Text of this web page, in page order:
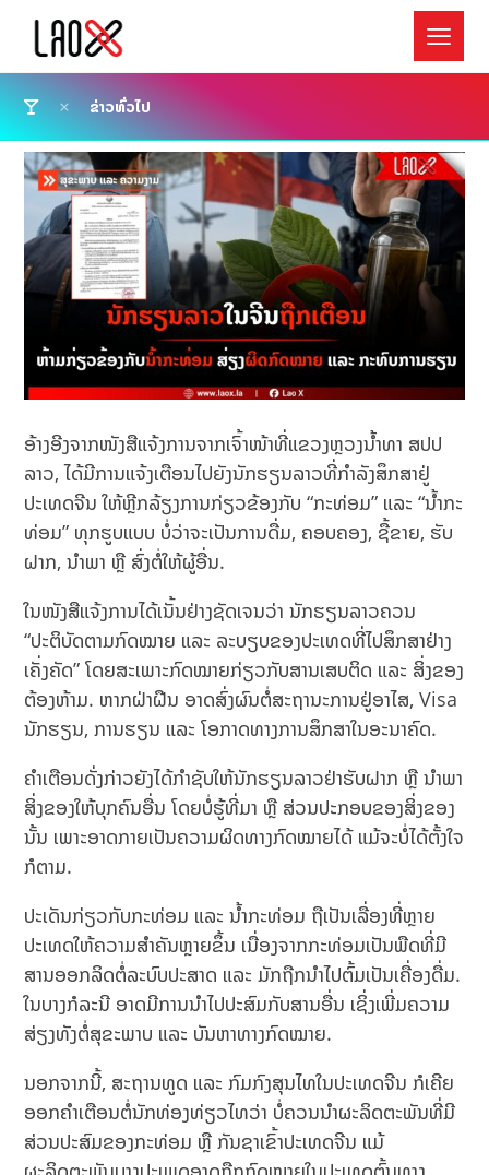
ຂ່າວທົ່ວໄປ
ອ້າງອີງຈາກໜັງສືແຈ້ງການຈາກເຈົ້າໜ້າທີ່ແຂວງຫຼວງນ້ຳທາ ສປປ
ລາວ, ໄດ້ມີການແຈ້ງເຕືອນໄປຍັງນັກຮຽນລາວທີ່ກຳລັງສຶກສາຢູ່
ປະເທດຈີນ ໃຫ້ຫຼີກລ້ຽງການກ່ຽວຂ້ອງກັບ “ກະທ່ອມ” ແລະ “ນ້ຳກະ
ທ່ອມ” ທຸກຮູບແບບ ບໍ່ວ່າຈະເປັນການດື່ມ, ຄອບຄອງ, ຊື້ຂາຍ, ຮັບ
ຝາກ, ນຳພາ ຫຼື ສົ່ງຕໍ່ໃຫ້ຜູ້ອື່ນ.
ໃນໜັງສືແຈ້ງການໄດ້ເນັ້ນຢ່າງຊັດເຈນວ່າ ນັກຮຽນລາວຄວນ
“ປະຕິບັດຕາມກົດໝາຍ ແລະ ລະບຽບຂອງປະເທດທີ່ໄປສຶກສາຢ່າງ
ເຄັ່ງຄັດ” ໂດຍສະເພາະກົດໝາຍກ່ຽວກັບສານເສບຕິດ ແລະ ສິ່ງຂອງ
ຕ້ອງຫ້າມ. ຫາກຝ່າຝືນ ອາດສົ່ງຜົນຕໍ່ສະຖານະການຢູ່ອາໄສ, Visa
ນັກຮຽນ, ການຮຽນ ແລະ ໂອກາດທາງການສຶກສາໃນອະນາຄົດ.
ຄຳເຕືອນດັ່ງກ່າວຍັງໄດ້ກຳຊັບໃຫ້ນັກຮຽນລາວຢ່າຮັບຝາກ ຫຼື ນຳພາ
ສິ່ງຂອງໃຫ້ບຸກຄົນອື່ນ ໂດຍບໍ່ຮູ້ທີ່ມາ ຫຼື ສ່ວນປະກອບຂອງສິ່ງຂອງ
ນັ້ນ ເພາະອາດກາຍເປັນຄວາມຜິດທາງກົດໝາຍໄດ້ ແມ້ຈະບໍ່ໄດ້ຕັ້ງໃຈ
ກໍຕາມ.
ປະເດັນກ່ຽວກັບກະທ່ອມ ແລະ ນ້ຳກະທ່ອມ ຖືເປັນເລື່ອງທີ່ຫຼາຍ
ປະເທດໃຫ້ຄວາມສຳຄັນຫຼາຍຂຶ້ນ ເນື່ອງຈາກກະທ່ອມເປັນພືດທີ່ມີ
ສານອອກລິດຕໍ່ລະບົບປະສາດ ແລະ ມັກຖືກນຳໄປຕົ້ມເປັນເຄື່ອງດື່ມ.
ໃນບາງກໍລະນີ ອາດມີການນຳໄປປະສົມກັບສານອື່ນ ເຊິ່ງເພີ່ມຄວາມ
ສ່ຽງທັງຕໍ່ສຸຂະພາບ ແລະ ບັນຫາທາງກົດໝາຍ.
ນອກຈາກນີ້, ສະຖານທູດ ແລະ ກົມກົງສຸນໄທໃນປະເທດຈີນ ກໍເຄີຍ
ອອກຄຳເຕືອນຕໍ່ນັກທ່ອງທ່ຽວໄທວ່າ ບໍ່ຄວນນຳຜະລິດຕະພັນທີ່ມີ
ສ່ວນປະສົມຂອງກະທ່ອມ ຫຼື ກັນຊາເຂົ້າປະເທດຈີນ ແມ້